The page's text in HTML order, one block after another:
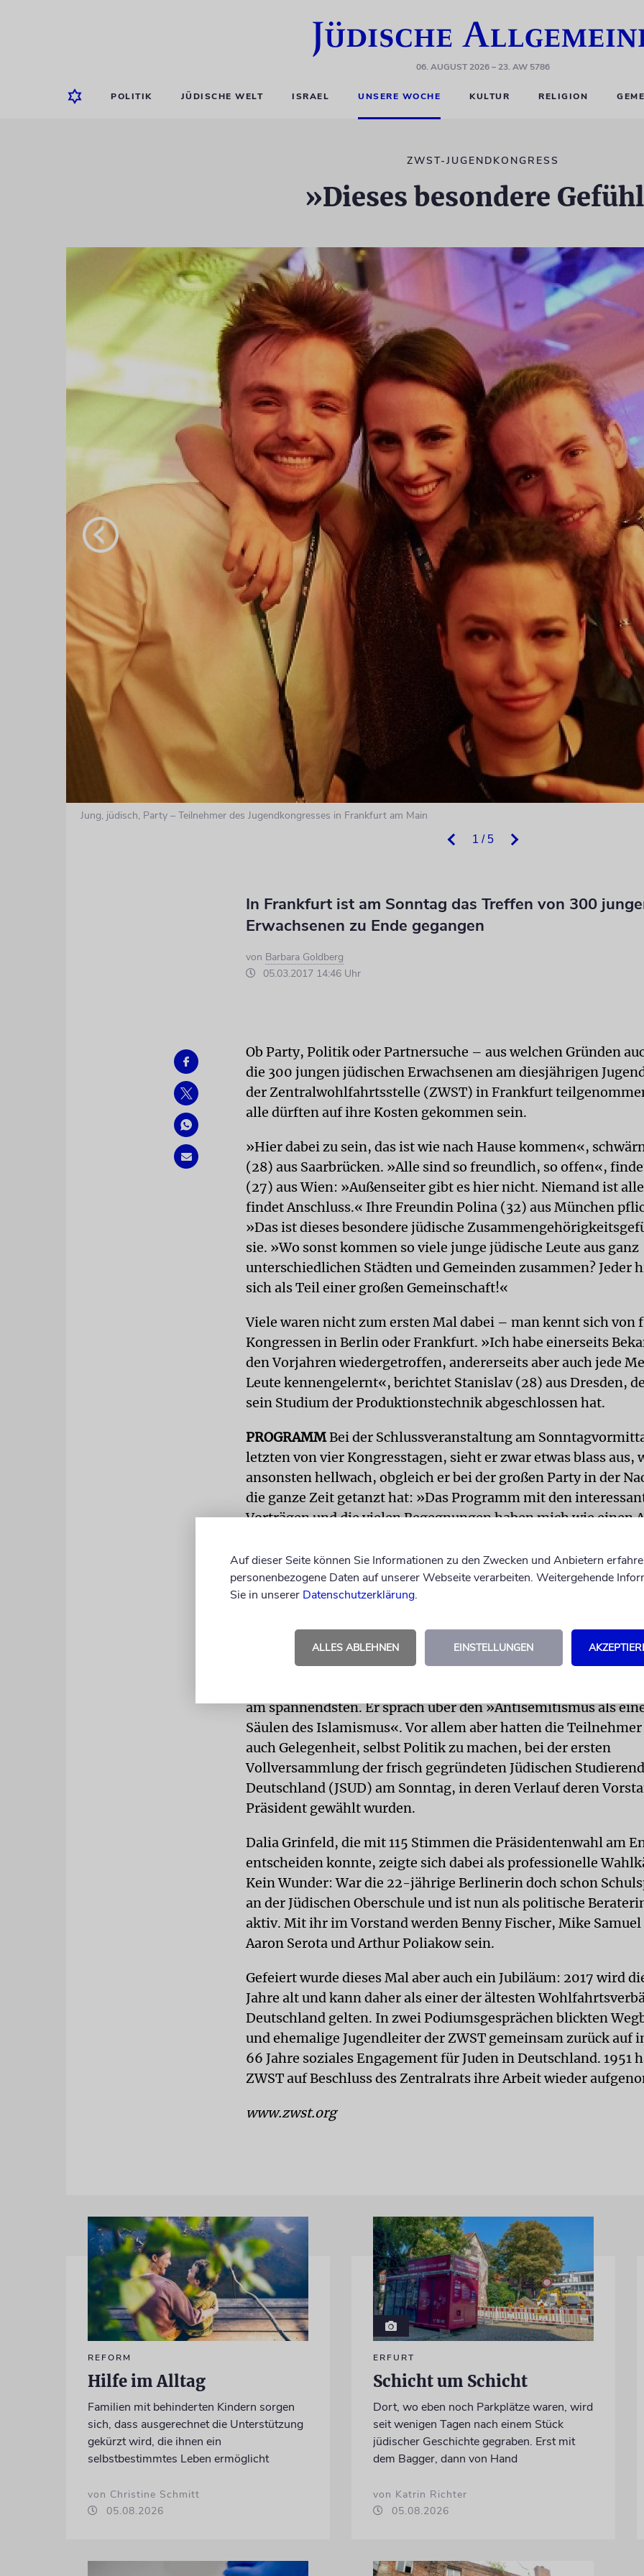
06. AUGUST 2026– 23. AW 5786
POLITIK JÜDISCHE WELT ISRAEL UNSERE WOCHE KULTUR RELIGION
ZWST-JUGENDKONGRESS
»Dieses besondere
1 / 5
Jung, jüdisch, Party – Teilnehmer des Jugendkongresses in Frankfurt am Main
In Frankfurt ist am Sonntag das Treffen von 300
Erwachsenen zu Ende gegangen
von Barbara Goldberg
05.03.2017 14:46 Uhr
Ob Party, Politik oder Partnersuche – aus welchen Gründen
die 300 jungen jüdischen Erwachsenen am diesjährigen
der Zentralwohlfahrtsstelle (ZWST) in Frankfurt
alle dürften auf ihre Kosten gekommen sein.
»Hier dabei zu sein, das ist wie nach Hause kommen«,
(28) aus Saarbrücken. »Alle sind so freundlich, so offen«,
(27) aus Wien: »Außenseiter gibt es hier nicht. Niemand ist
findet Anschluss.« Ihre Freundin Polina (32) aus München
»Das ist dieses besondere jüdische
sie. »Wo sonst kommen so viele junge jüdische Leute aus ganz
unterschiedlichen Städten und Gemeinden zusammen? Jeder
sich als Teil einer großen Gemeinschaft!«
Viele waren nicht zum ersten Mal dabei – man kennt sich von
Kongressen in Berlin oder Frankfurt. »Ich habe einerseits
den Vorjahren wiedergetroffen, andererseits aber auch jede
Leute kennengelernt«, berichtet Stanislav (28) aus Dresden,
sein Studium der Produktionstechnik abgeschlossen hat.
PROGRAMMBei der Schlussveranstaltung am
letzten von vier Kongresstagen, sieht er zwar etwas blass aus,
ansonsten hellwach, obgleich er bei der großen Party in der
die ganze Zeit getanzt hat: »Das Programm mit den
Vorträgen und die vielen Begegnungen haben mich wie einen
Wie üblich waren auch in diesem Jahr bedeutende
jüdischen Welt als Redner beim Jugendkongress, darunter der
Israels, Ron Proser.
ANTISEMITISMUSDie angehende Kulturanthropologin Irene
am spannendsten. Er sprach über den »Antisemitismus als
Säulen des Islamismus«. Vor allem aber hatten die
auch Gelegenheit, selbst Politik zu machen, bei der ersten
Vollversammlung der frisch gegründeten Jüdischen
Deutschland (JSUD) am Sonntag, in deren Verlauf deren
Präsident gewählt wurden.
Dalia Grinfeld, die mit 115 Stimmen die Präsidentenwahl am
entscheiden konnte, zeigte sich dabei als professionelle
Kein Wunder: War die 22-jährige Berlinerin doch schon
an der Jüdischen Oberschule und ist nun als politische
aktiv. Mit ihr im Vorstand werden Benny Fischer, Mike Samuel
Aaron Serota und Arthur Poliakow sein.
Gefeiert wurde dieses Mal aber auch ein Jubiläum: 2017 wird
Jahre alt und kann daher als einer der ältesten
Deutschland gelten. In zwei Podiumsgesprächen blickten
und ehemalige Jugendleiter der ZWST gemeinsam zurück auf
66 Jahre soziales Engagement für Juden in Deutschland. 1951
ZWST auf Beschluss des Zentralrats ihre Arbeit wieder
www.zwst.org
REFORM
Hilfe im Alltag
Familien mit behinderten Kindern sorgen
sich, dass ausgerechnet die Unterstützung
gekürzt wird, die ihnen ein
selbstbestimmtes Leben ermöglicht
von Christine Schmitt
05.08.2026
ERFURT
Schicht um Schicht
Dort, wo eben noch Parkplätze waren, wird
seit wenigen Tagen nach einem Stück
jüdischer Geschichte gegraben. Erst mit
dem Bagger, dann von Hand
von Katrin Richter
05.08.2026
Auf dieser Seite können Sie Informationen zu den Zwecken und Anbietern
personenbezogene Daten auf unserer Webseite verarbeiten. Weitergehende
Sie in unserer Datenschutzerklärung.
ALLES ABLEHNEN EINSTELLUNGEN